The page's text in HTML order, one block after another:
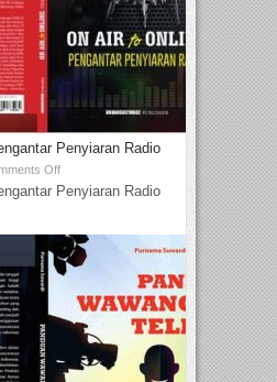
Penyiaran Radio
Off
Penyiaran Radio